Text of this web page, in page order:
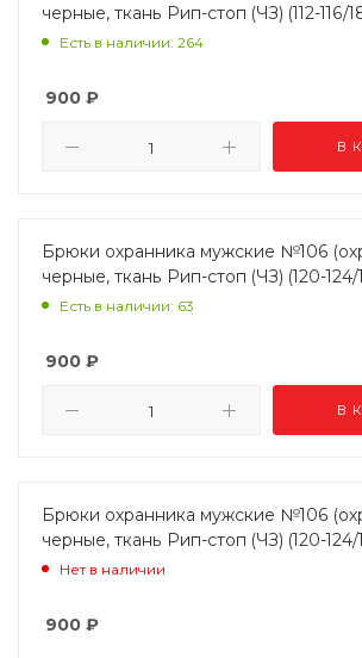
черные, ткань Рип-стоп (ЧЗ) (112-116/
Есть в наличии: 264
900 ₽
В
Брюки охранника мужские №106
черные, ткань Рип-стоп (ЧЗ) (120-124/
Есть в наличии: 63
900 ₽
В
Брюки охранника мужские №106
черные, ткань Рип-стоп (ЧЗ) (120-124/
Нет в наличии
900 ₽